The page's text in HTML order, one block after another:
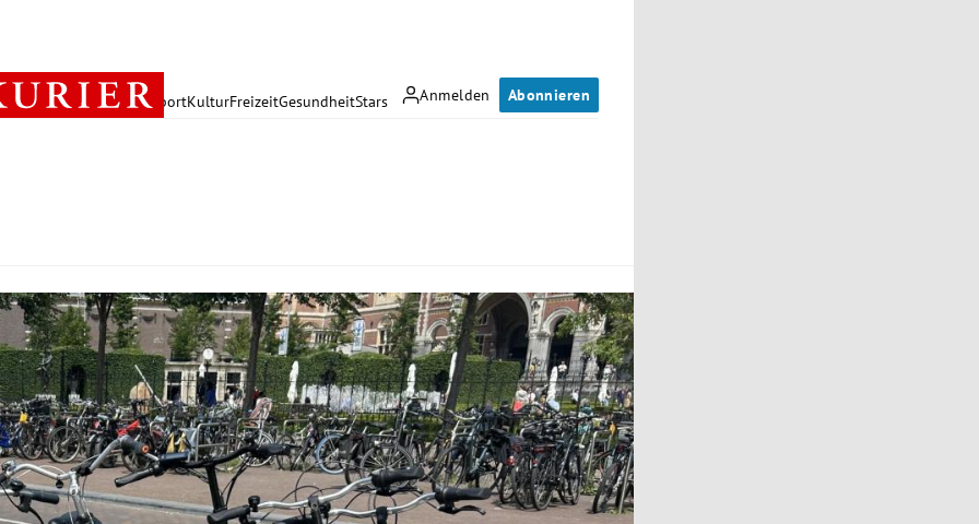
Anmelden Abonnieren
PolitikWirtschaft SportKulturFreizeitGesundheitStars